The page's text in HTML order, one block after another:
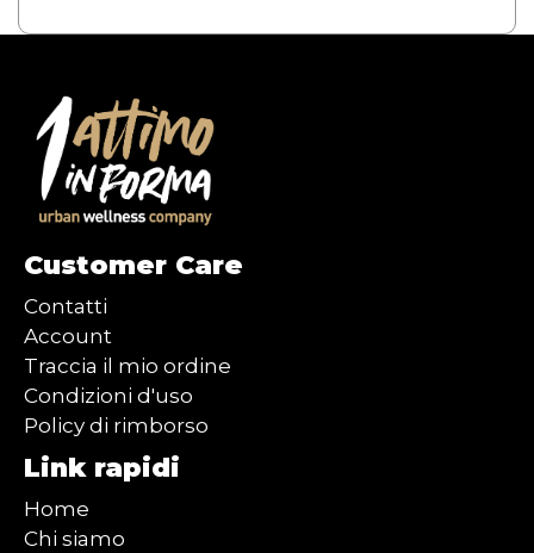
Customer Care
Contatti
Account
Traccia il mio ordine
Condizioni d'uso
Policy di rimborso
Link rapidi
Home
Chi siamo